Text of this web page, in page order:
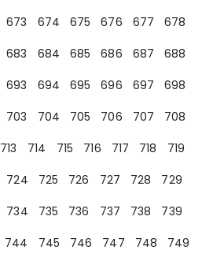
673 674 675 676 677
678
683 684 685 686 687
688
693 694 695 696 697
698
703 704 705 706 707
708
713 714 715 716 717 718
719
724 725 726 727 728
729
734 735 736 737 738
739
744 745 746 747 748
749